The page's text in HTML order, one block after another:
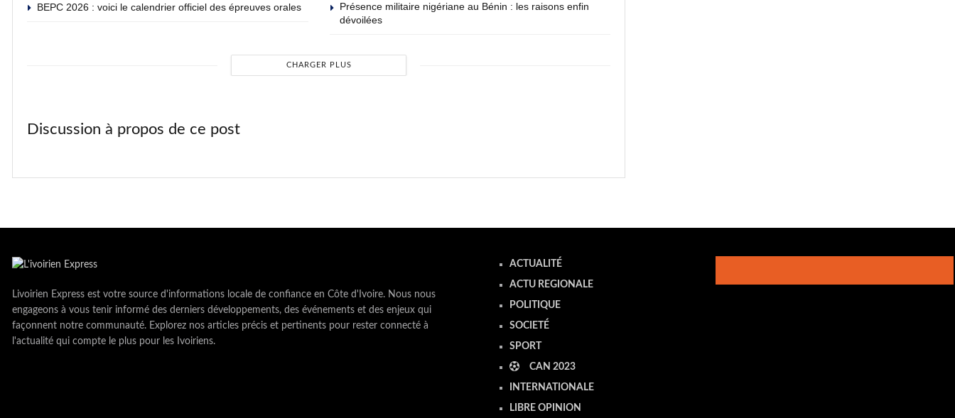
BEPC 2026 : voici le calendrier officiel des épreuves orales
Présence militaire nigériane au Bénin : les raisons enfin
dévoilées
CHARGER PLUS
Discussion à propos de ce post
Livoirien Express est votre source d'informations locale de confiance en Côte d'Ivoire. Nous nous
engageons à vous tenir informé des derniers développements, des événements et des enjeux qui
façonnent notre communauté. Explorez nos articles précis et pertinents pour rester connecté à
l'actualité qui compte le plus pour les Ivoiriens.
ACTUALITÉ
ACTU REGIONALE
POLITIQUE
SOCIETÉ
SPORT
CAN 2023
INTERNATIONALE
LIBRE OPINION